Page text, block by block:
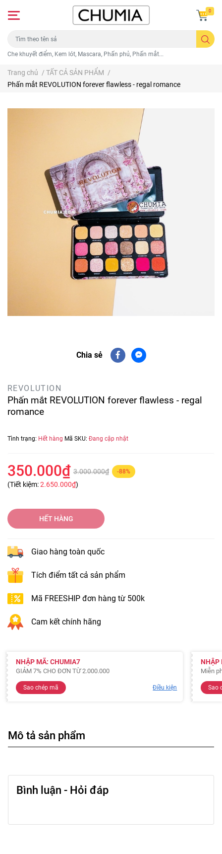
Che khuyết điểm, Kem lót, Mascara, Phấn phủ, Phấn mắt...
0
Trang chủ / TẤT CẢ SẢN PHẨM /
Phấn mắt REVOLUTION forever flawless - regal romance
Chia sẻ
REVOLUTION
Phấn mắt REVOLUTION forever flawless - regal
romance
Tình trạng: Hết hàng Mã SKU: Đang cập nhật
350.000₫ 3.000.000₫ -88%
(Tiết kiệm:2.650.000₫)
HẾT HÀNG
Giao hàng toàn quốc
Tích điểm tất cả sản phẩm
Mã FREESHIP đơn hàng từ 500k
Cam kết chính hãng
NHẬP MÃ: CHUMIA7
GIẢM 7% CHO ĐƠN TỪ 2.000.000
Sao chép mã Điều kiện
NHẬP
Miễn
Sao
Mô tả sản phẩm
Bình luận - Hỏi đáp